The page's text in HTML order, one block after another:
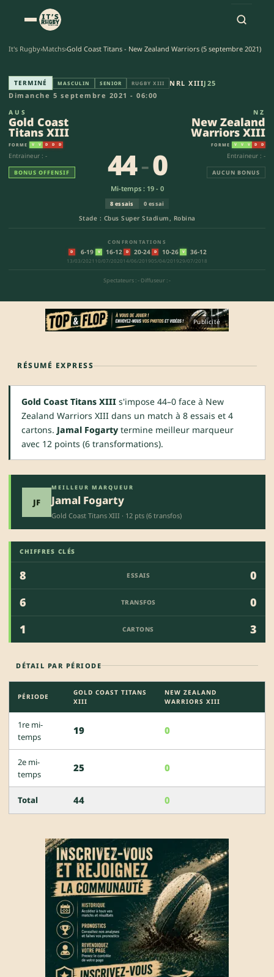
It's Rugby›Matchs›Gold Coast Titans - New Zealand Warriors (5 septembre 2021)
Gold Coast Titans XIII - New
TERMINÉ MASCULIN SENIOR RUGBY XIII NRL XIIIJ25
Dimanche 5 septembre 2021 - 06:00
AUS
Gold Coast
Titans XIII
FORME V V D D D
Entraineur : -
BONUS OFFENSIF
Stade : Cbus Super Stadium, Robina
44-0
Mi-temps : 19 - 0
8 essais 0 essai
CONFRONTATIONS
D 6-19
13/03/2021
V 16-12
10/07/2020
D 20-24
14/06/2019
D 10-26
05/04/2019
V 36-12
29/07/2018
Spectateurs : - Diffuseur : -
NZ
New Zealand
Warriors XIII
FORME V V V D D
Entraineur : -
AUCUN BONUS
Publicité
RÉSUMÉ EXPRESS
Gold Coast Titans XIII s'impose 44–0 face à New
Zealand Warriors XIII dans un match à 8 essais et 4
cartons. Jamal Fogarty termine meilleur marqueur
avec 12 points (6 transformations).
JF
MEILLEUR MARQUEUR
Jamal Fogarty
Gold Coast Titans XIII · 12 pts (6 transfos)
CHIFFRES CLÉS
8 ESSAIS
0
6
TRANSFOS
0
1
CARTONS 3
DÉTAIL PAR PÉRIODE
PÉRIODE
GOLD COAST TITANS
XIII
NEW ZEALAND
WARRIORS XIII
1re mi-
temps
19 0
2e mi-
temps
25 0
Total 44 0